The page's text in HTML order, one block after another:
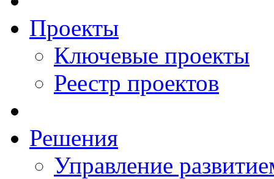
Проекты
Ключевые проекты
Реестр проектов
Решения
Управление